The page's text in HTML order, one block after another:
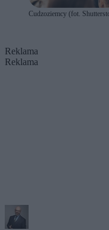
Cudzoziemcy (fot.
Reklama
Reklama